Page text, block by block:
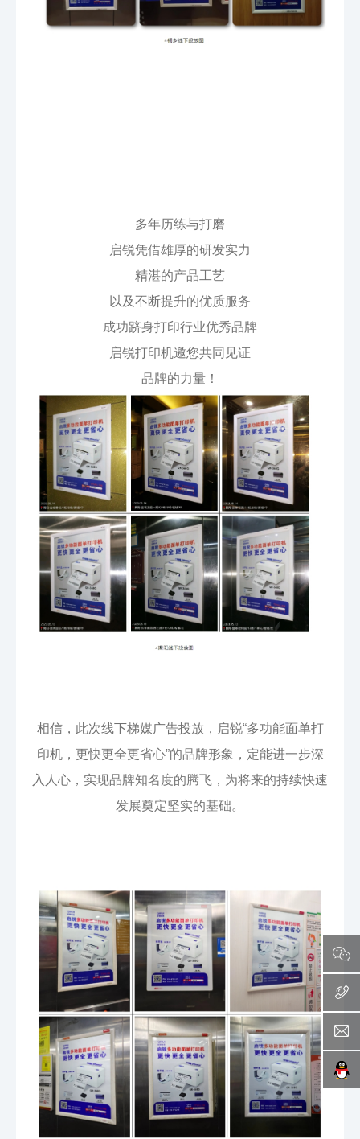
多年历练与打磨
启锐凭借雄厚的研发实力
精湛的产品工艺
以及不断提升的优质服务
成功跻身打印行业优秀品牌
启锐打印机邀您共同见证
品牌的力量！
相信，此次线下梯媒广告投放，启锐“多功能面单打
印机，更快更全更省心”的品牌形象，定能进一步深
入人心，实现品牌知名度的腾飞，为将来的持续快速
发展奠定坚实的基础。